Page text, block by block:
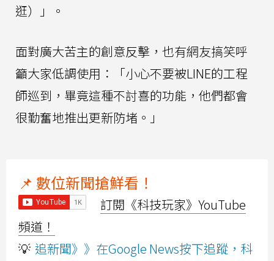
逛）」。
面對廣大苦主的創意反擊，也有網友搞笑呼
籲大家低調使用：「小心不要被LINE的工程
師巡到，畢竟這種不討喜的功能，他們都會
很勤奮地推出更新防堵。」
📌 數位新聞搶鮮看！
訂閱《科技玩家》YouTube
頻道！
💡 追新聞》》在Google News按下追蹤，科